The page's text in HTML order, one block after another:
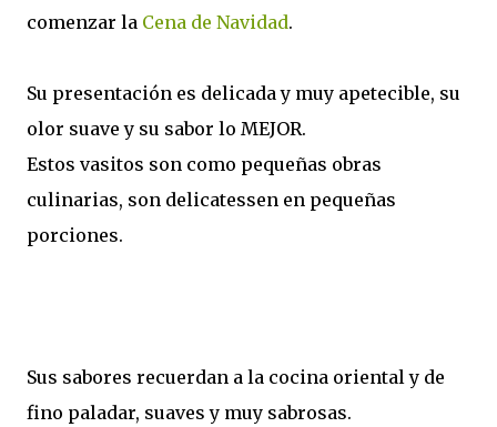
comenzar la Cena de Navidad.
Su presentación es delicada y muy apetecible, su
olor suave y su sabor lo MEJOR.
Estos vasitos son como pequeñas obras
culinarias, son delicatessen en pequeñas
porciones.
Sus sabores recuerdan a la cocina oriental y de
fino paladar, suaves y muy sabrosas.